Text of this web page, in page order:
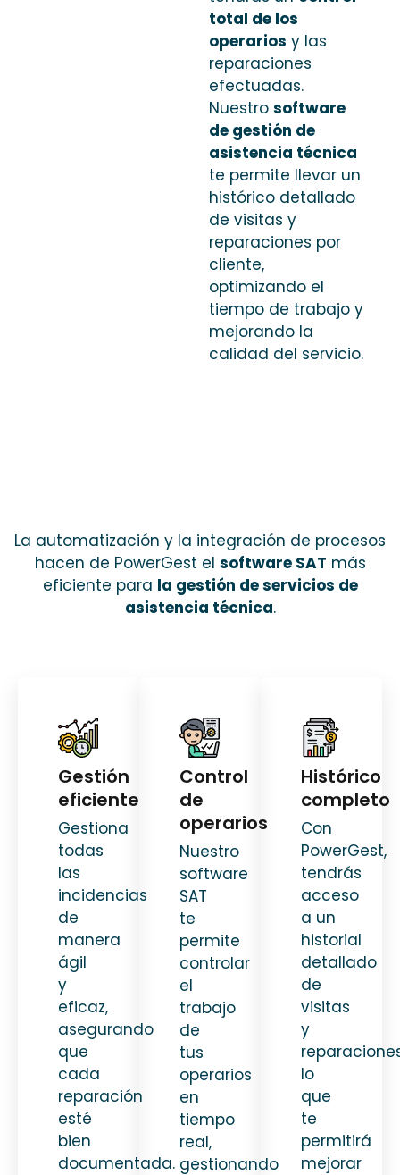
total de los
operarios y las
reparaciones
efectuadas.
Nuestro software
de gestión de
asistencia técnica
te permite llevar un
histórico detallado
de visitas y
reparaciones por
cliente,
optimizando el
tiempo de trabajo y
mejorando la
calidad del servicio.
La automatización y la integración de procesos
hacen de PowerGest el software SAT más
eficiente para la gestión de servicios de
asistencia técnica.
Gestión
eficiente
Gestiona
todas
las
incidencias
de
manera
ágil
y
eficaz,
asegurando
que
cada
reparación
esté
bien
documentada.
Control
de
operarios
Nuestro
software
SAT
te
permite
controlar
el
trabajo
de
tus
operarios
en
tiempo
real,
gestionando
Histórico
completo
Con
PowerGest,
tendrás
acceso
a un
historial
detallado
de
visitas
y
lo
que
te
permitirá
mejorar